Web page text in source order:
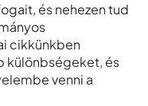
és nehezen tud
cikkünkben
különbségeket, és
venni a